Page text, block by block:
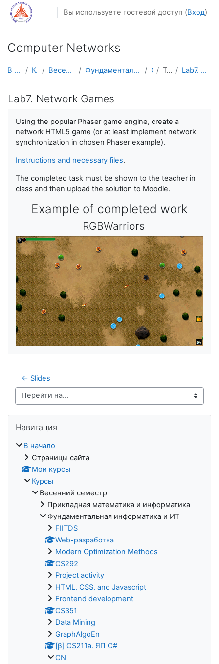
Перейти к основному содержанию
Вы используете гостевой доступ (Вход)
Computer Networks
В начало Курсы Весенний семестр Фундаментальная информатика и ИТ CN Topic 10 Lab7. Network Games
Lab7. Network Games
Using the popular Phaser game engine, create a
network HTML5 game (or at least implement network
synchronization in chosen Phaser example).
Instructions and necessary files.
The completed task must be shown to the teacher in
class and then upload the solution to Moodle.
Example of completed work
RGBWarriors
← Slides
Перейти на...
Навигация
В начало
Страницы сайта
Мои курсы
Курсы
Весенний семестр
Прикладная математика и информатика
Фундаментальная информатика и ИТ
FIITDS
Web-разработка
Modern Optimization Methods
CS292
Project activity
HTML, CSS, and Javascript
Frontend development
CS351
Data Mining
GraphAlgoEn
[β] CS211a. ЯП С#
CN